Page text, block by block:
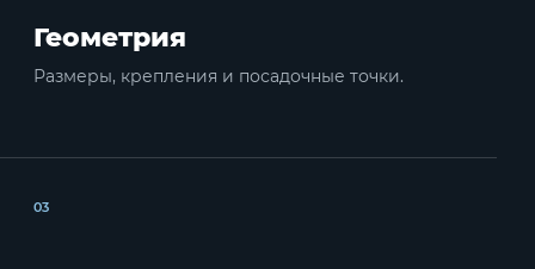
Геометрия
Размеры, крепления и посадочные точки.
03